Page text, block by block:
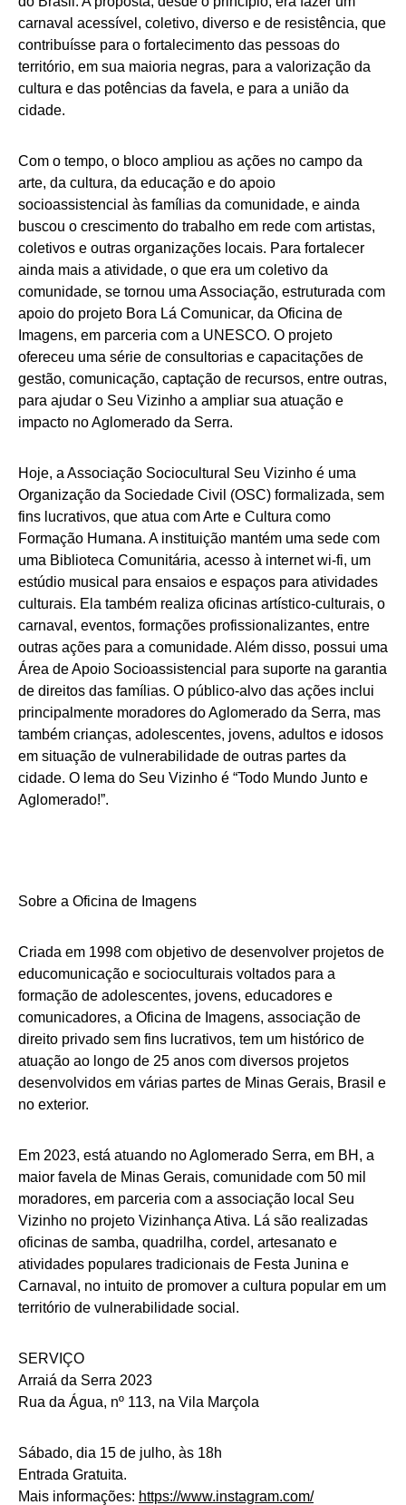
carnaval acessível, coletivo, diverso e de resistência, que
contribuísse para o fortalecimento das pessoas do
território, em sua maioria negras, para a valorização da
cultura e das potências da favela, e para a união da
cidade.
Com o tempo, o bloco ampliou as ações no campo da
arte, da cultura, da educação e do apoio
socioassistencial às famílias da comunidade, e ainda
buscou o crescimento do trabalho em rede com artistas,
coletivos e outras organizações locais. Para fortalecer
ainda mais a atividade, o que era um coletivo da
comunidade, se tornou uma Associação, estruturada com
apoio do projeto Bora Lá Comunicar, da Oficina de
Imagens, em parceria com a UNESCO. O projeto
ofereceu uma série de consultorias e capacitações de
gestão, comunicação, captação de recursos, entre outras,
para ajudar o Seu Vizinho a ampliar sua atuação e
impacto no Aglomerado da Serra.
Hoje, a Associação Sociocultural Seu Vizinho é uma
Organização da Sociedade Civil (OSC) formalizada, sem
fins lucrativos, que atua com Arte e Cultura como
Formação Humana. A instituição mantém uma sede com
uma Biblioteca Comunitária, acesso à internet wi-fi, um
estúdio musical para ensaios e espaços para atividades
culturais. Ela também realiza oficinas artístico-culturais, o
carnaval, eventos, formações profissionalizantes, entre
outras ações para a comunidade. Além disso, possui uma
Área de Apoio Socioassistencial para suporte na garantia
de direitos das famílias. O público-alvo das ações inclui
principalmente moradores do Aglomerado da Serra, mas
também crianças, adolescentes, jovens, adultos e idosos
em situação de vulnerabilidade de outras partes da
cidade. O lema do Seu Vizinho é “Todo Mundo Junto e
Aglomerado!”.
Sobre a Oficina de Imagens
Criada em 1998 com objetivo de desenvolver projetos de
educomunicação e socioculturais voltados para a
formação de adolescentes, jovens, educadores e
comunicadores, a Oficina de Imagens, associação de
direito privado sem fins lucrativos, tem um histórico de
atuação ao longo de 25 anos com diversos projetos
desenvolvidos em várias partes de Minas Gerais, Brasil e
no exterior.
Em 2023, está atuando no Aglomerado Serra, em BH, a
maior favela de Minas Gerais, comunidade com 50 mil
moradores, em parceria com a associação local Seu
Vizinho no projeto Vizinhança Ativa. Lá são realizadas
oficinas de samba, quadrilha, cordel, artesanato e
atividades populares tradicionais de Festa Junina e
Carnaval, no intuito de promover a cultura popular em um
território de vulnerabilidade social.
SERVIÇO
Arraiá da Serra 2023
Rua da Água, nº 113, na Vila Marçola
Sábado, dia 15 de julho, às 18h
Entrada Gratuita.
Mais informações: https://www.instagram.com/